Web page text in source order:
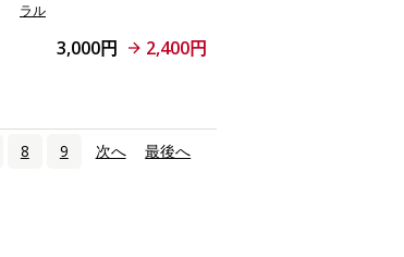
ラル
3,000円 2,400円
8 9 次へ 最後へ